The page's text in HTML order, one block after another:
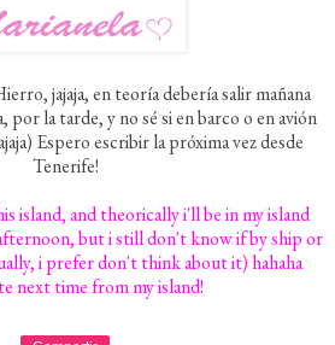
jajaja, en teoría debería salir mañana
por la tarde, y no sé si en barco o en avión
Espero escribir la próxima vez desde
Tenerife!
island, and theorically i'll be in my island
but i still don't know if by ship or
i prefer don't think about it) hahaha
next time from my island!